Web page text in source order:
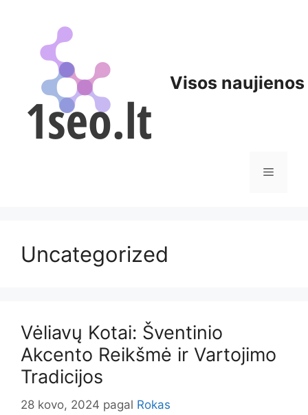
Visos
Meniu
Uncategorized
Vėliavų Kotai: Šventinio
Akcento Reikšmė ir Vartojimo
Tradicijos
28 kovo, 2024 pagal Rokas